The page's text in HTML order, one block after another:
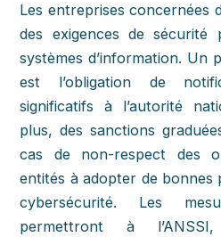
Les entreprises concernées
des exigences de
systèmes d’information. Un
est l’obligation de
significatifs à l’autorité
plus, des sanctions
cas de non-respect des
entités à adopter de bonnes
cybersécurité. Les
permettront à